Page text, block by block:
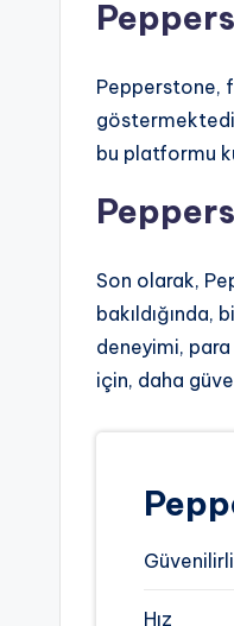
Pepperstone,
bu platformu
Son olarak,
deneyimi,
için, daha
Hız